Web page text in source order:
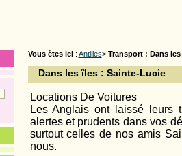
Vous êtes ici: Antilles> Transport : Dans les
Dans les îles : Sainte-Lucie
Locations De Voitures
Les Anglais ont laissé leurs
alertes et prudents dans vos
surtout celles de nos amis
nous.